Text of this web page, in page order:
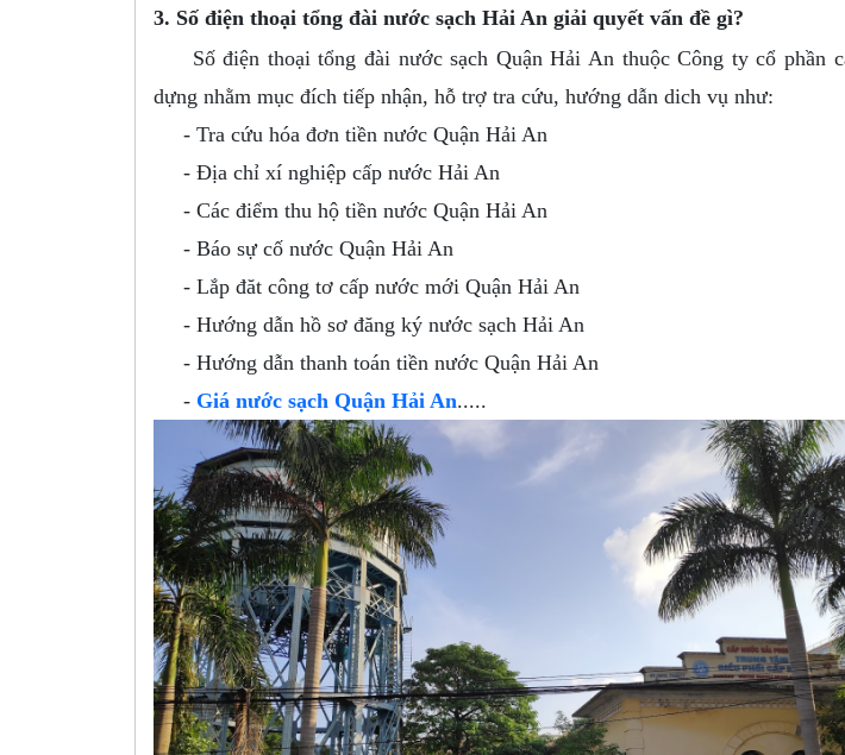
3. Số điện thoại tổng đài nước sạch Hải An giải quyết vấn đề gì?
Số điện thoại tổng đài nước sạch Quận Hải An thuộc Công ty cổ phần
dựng nhằm mục đích tiếp nhận, hỗ trợ tra cứu, hướng dẫn dich vụ như:
- Tra cứu hóa đơn tiền nước Quận Hải An
- Địa chỉ xí nghiệp cấp nước Hải An
- Các điểm thu hộ tiền nước Quận Hải An
- Báo sự cố nước Quận Hải An
- Lắp đăt công tơ cấp nước mới Quận Hải An
- Hướng dẫn hồ sơ đăng ký nước sạch Hải An
- Hướng dẫn thanh toán tiền nước Quận Hải An
- Giá nước sạch Quận Hải An.....